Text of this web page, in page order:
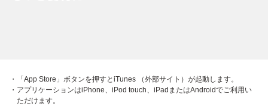
・「App Store」ボタンを押すとiTunes （外部サイト）が起動します。
・アプリケーションはiPhone、iPod touch、iPadまたはAndroidでご利用い
ただけます。